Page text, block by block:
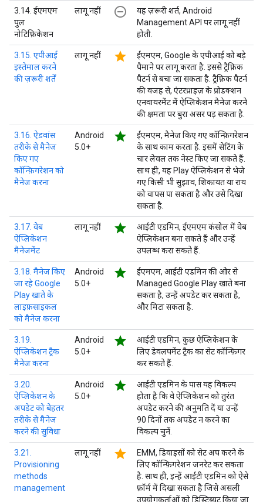
3.14. ईएमएम
पुल
नोटिफ़िकेशन
लागू नहीं remove_circle_outline
यह ज़रूरी शर्त, Android
Management API पर लागू नहीं
होती.
3.15. एपीआई
इस्तेमाल करने
की ज़रूरी शर्तें
लागू नहीं star
ईएमएम, Google के एपीआई को बड़े
पैमाने पर लागू करता है. इससे ट्रैफ़िक
पैटर्न से बचा जा सकता है. ट्रैफ़िक पैटर्न
की वजह से, एंटरप्राइज़ के प्रोडक्शन
एनवायरमेंट में ऐप्लिकेशन मैनेज करने
की क्षमता पर बुरा असर पड़ सकता है.
3.16. ऐडवांस
तरीके से मैनेज
किए गए
कॉन्फ़िगरेशन को
मैनेज करना
Android
5.0+
star
ईएमएम, मैनेज किए गए कॉन्फ़िगरेशन
के साथ काम करता है. इसमें सेटिंग के
चार लेवल तक नेस्ट किए जा सकते हैं.
साथ ही, यह Play ऐप्लिकेशन से भेजे
गए किसी भी सुझाव, शिकायत या राय
को वापस पा सकता है और उसे दिखा
सकता है.
3.17. वेब
ऐप्लिकेशन
मैनेजमेंट
लागू नहीं star
आईटी एडमिन, ईएमएम कंसोल में वेब
ऐप्लिकेशन बना सकते हैं और उन्हें
उपलब्ध करा सकते हैं.
3.18. मैनेज किए
जा रहे Google
Play खाते के
लाइफ़साइकल
को मैनेज करना
Android
5.0+
star
ईएमएम, आईटी एडमिन की ओर से
Managed Google Play खाते बना
सकता है, उन्हें अपडेट कर सकता है,
और मिटा सकता है.
3.19.
ऐप्लिकेशन ट्रैक
मैनेज करना
Android
5.0+
star
आईटी एडमिन, कुछ ऐप्लिकेशन के
लिए डेवलपमेंट ट्रैक का सेट कॉन्फ़िगर
कर सकते हैं.
3.20.
ऐप्लिकेशन के
अपडेट को बेहतर
तरीके से मैनेज
करने की सुविधा
Android
5.0+
star
आईटी एडमिन के पास यह विकल्प
होता है कि वे ऐप्लिकेशन को तुरंत
अपडेट करने की अनुमति दें या उन्हें
90 दिनों तक अपडेट न करने का
विकल्प चुनें.
3.21.
Provisioning
methods
management
लागू नहीं star
EMM, डिवाइसों को सेट अप करने के
लिए कॉन्फ़िगरेशन जनरेट कर सकता
है. साथ ही, इन्हें आईटी एडमिन को ऐसे
फ़ॉर्म में दिखा सकता है जिसे असली
उपयोगकर्ताओं को डिस्ट्रिब्यूट किया जा